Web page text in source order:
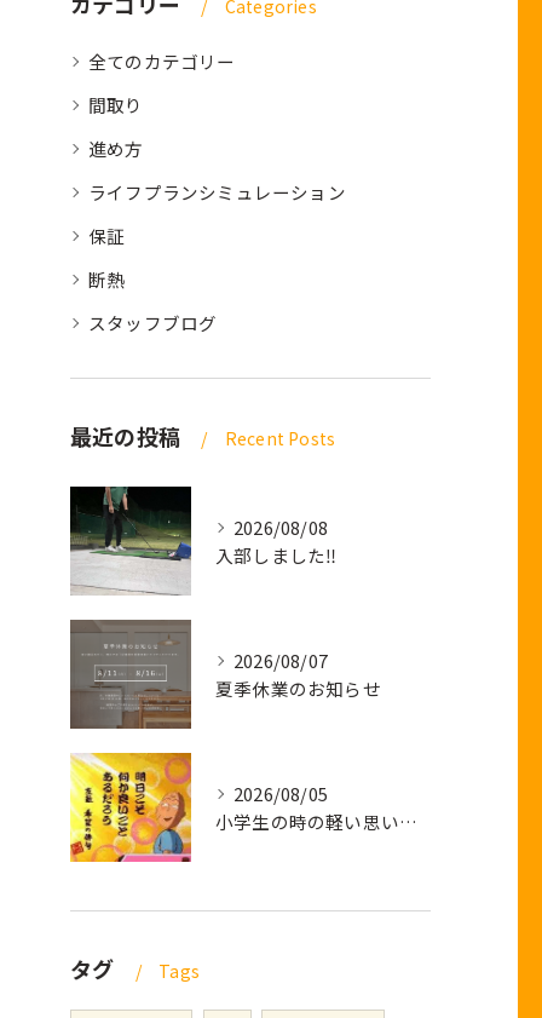
Categories
全てのカテゴリー
間取り
進め方
ライフプランシミュレーション
保証
断熱
スタッフブログ
最近の投稿 Recent Posts
2026/08/08
入部しました‼
2026/08/07
夏季休業のお知らせ
2026/08/05
小学生の時の軽い思い出話し
タグ Tags